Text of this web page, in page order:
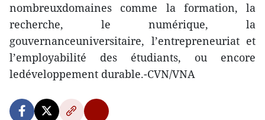
nombreuxdomaines comme la formation, la
recherche, le numérique, la
gouvernanceuniversitaire, l’entrepreneuriat et
l’employabilité des étudiants, ou encore
ledéveloppement durable.-CVN/VNA